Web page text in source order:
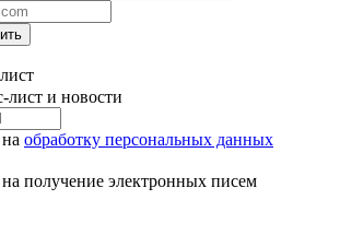
и новости
обработку персональных данных
получение электронных писем